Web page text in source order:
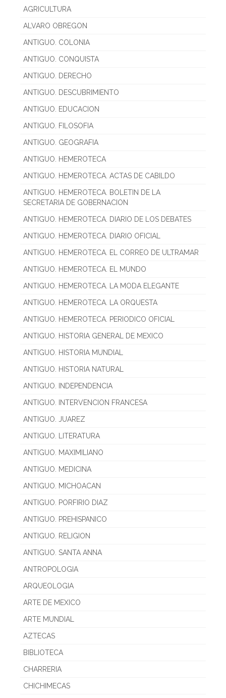
AGRICULTURA
ALVARO OBREGON
ANTIGUO. COLONIA
ANTIGUO. CONQUISTA
ANTIGUO. DERECHO
ANTIGUO. DESCUBRIMIENTO
ANTIGUO. EDUCACION
ANTIGUO. FILOSOFIA
ANTIGUO. GEOGRAFIA
ANTIGUO. HEMEROTECA
ANTIGUO. HEMEROTECA. ACTAS DE CABILDO
ANTIGUO. HEMEROTECA. BOLETIN DE LA
SECRETARIA DE GOBERNACION
ANTIGUO. HEMEROTECA. DIARIO DE LOS DEBATES
ANTIGUO. HEMEROTECA. DIARIO OFICIAL
ANTIGUO. HEMEROTECA. EL CORREO DE ULTRAMAR
ANTIGUO. HEMEROTECA. EL MUNDO
ANTIGUO. HEMEROTECA. LA MODA ELEGANTE
ANTIGUO. HEMEROTECA. LA ORQUESTA
ANTIGUO. HEMEROTECA. PERIODICO OFICIAL
ANTIGUO. HISTORIA GENERAL DE MEXICO
ANTIGUO. HISTORIA MUNDIAL
ANTIGUO. HISTORIA NATURAL
ANTIGUO. INDEPENDENCIA
ANTIGUO. INTERVENCION FRANCESA
ANTIGUO. JUAREZ
ANTIGUO. LITERATURA
ANTIGUO. MAXIMILIANO
ANTIGUO. MEDICINA
ANTIGUO. MICHOACAN
ANTIGUO. PORFIRIO DIAZ
ANTIGUO. PREHISPANICO
ANTIGUO. RELIGION
ANTIGUO. SANTA ANNA
ANTROPOLOGIA
ARQUEOLOGIA
ARTE DE MEXICO
ARTE MUNDIAL
AZTECAS
BIBLIOTECA
CHARRERIA
CHICHIMECAS